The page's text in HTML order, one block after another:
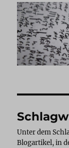
Unter dem
Blogartikel, in